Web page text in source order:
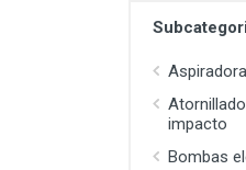
impacto
Bombas